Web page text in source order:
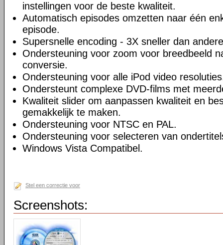
instellingen voor de beste kwaliteit.
Automatisch episodes omzetten naar één
episode.
Supersnelle encoding - 3X sneller dan
Ondersteuning voor zoom voor breedbeeld
conversie.
Ondersteuning voor alle iPod video
Ondersteunt complexe DVD-films met
Kwaliteit slider om aanpassen kwaliteit en
gemakkelijk te maken.
Ondersteuning voor NTSC en PAL.
Ondersteuning voor selecteren van
Windows Vista Compatibel.
Stel een correctie voor
Screenshots: